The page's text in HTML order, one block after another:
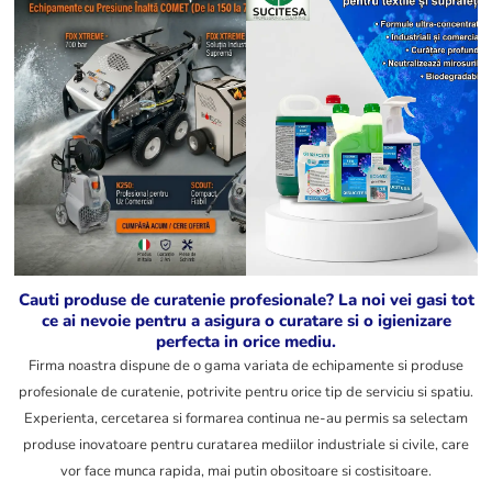
Redescopera
stralucirea casei si a
masinii tale cu o
solutie de curatare
eficienta care
economiseste timp si
protejeaza materialele
pretentioase
Vezi
produsele
Obtine o curatenie
absoluta si stralucire
de durata cu
detergentii nostri
profesionali, creati
special pentru
performanta maxima
pe orice tip de
suprafata.
Vezi
produsele
Cauti produse de curatenie profesionale? La noi vei gasi tot
ce ai nevoie pentru a asigura o curatare si o igienizare
perfecta in orice mediu.
Firma noastra dispune de o gama variata de echipamente si produse
profesionale de curatenie, potrivite pentru orice tip de serviciu si spatiu.
Experienta, cercetarea si formarea continua ne-au permis sa selectam
produse inovatoare pentru curatarea mediilor industriale si civile, care
vor face munca rapida, mai putin obositoare si costisitoare.